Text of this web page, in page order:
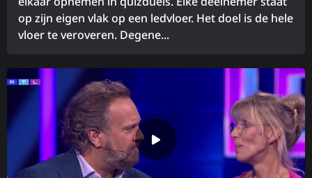
op zijn eigen vlak op een ledvloer. Het doel is de hele
vloer te veroveren. Degene...
meer
over